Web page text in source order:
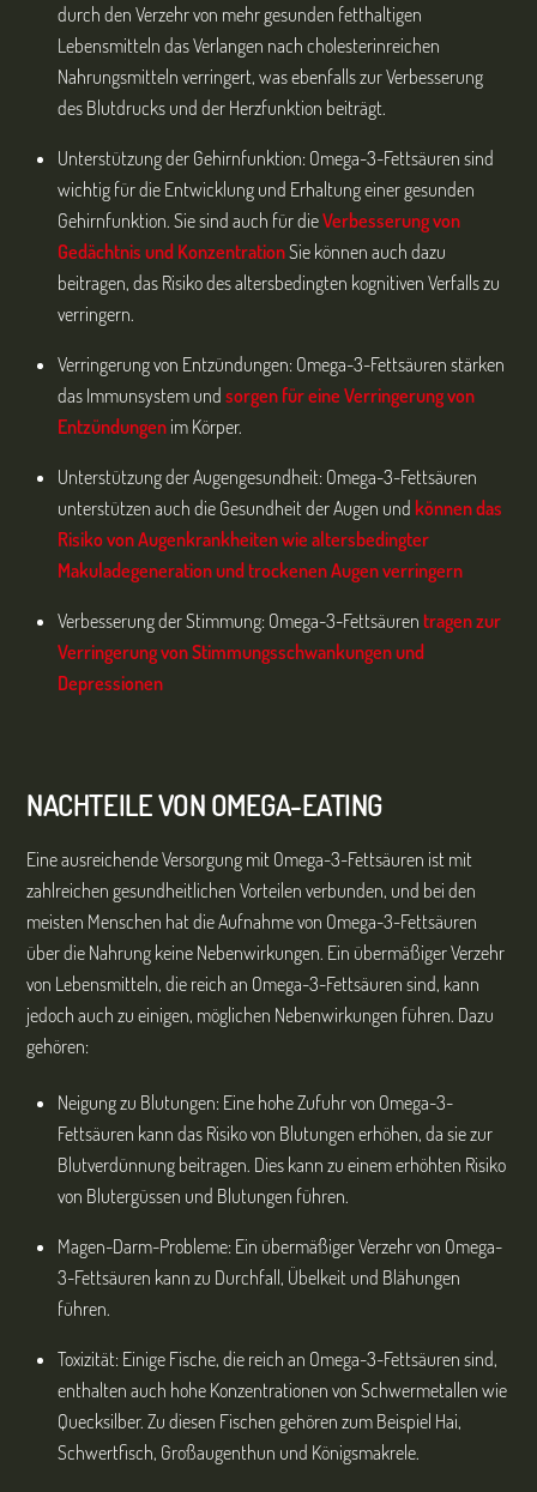
durch den Verzehr von mehr gesunden fetthaltigen
Lebensmitteln das Verlangen nach cholesterinreichen
Nahrungsmitteln verringert, was ebenfalls zur Verbesserung
des Blutdrucks und der Herzfunktion beiträgt.
Unterstützung der Gehirnfunktion: Omega-3-Fettsäuren sind
wichtig für die Entwicklung und Erhaltung einer gesunden
Gehirnfunktion. Sie sind auch für dieVerbesserung von
Gedächtnis und KonzentrationSie können auch dazu
beitragen, das Risiko des altersbedingten kognitiven Verfalls zu
verringern.
Verringerung von Entzündungen: Omega-3-Fettsäuren stärken
das Immunsystem und sorgen für eine Verringerung von
Entzündungen im Körper.
Unterstützung der Augengesundheit: Omega-3-Fettsäuren
unterstützen auch die Gesundheit der Augen und können das
Risiko von Augenkrankheiten wie altersbedingter
Makuladegeneration und trockenen Augen verringern
Verbesserung der Stimmung: Omega-3-Fettsäuren tragen zur
Verringerung von Stimmungsschwankungen und
Depressionen
NACHTEILE VON OMEGA-EATING
Eine ausreichende Versorgung mit Omega-3-Fettsäuren ist mit
zahlreichen gesundheitlichen Vorteilen verbunden, und bei den
meisten Menschen hat die Aufnahme von Omega-3-Fettsäuren
über die Nahrung keine Nebenwirkungen. Ein übermäßiger Verzehr
von Lebensmitteln, die reich an Omega-3-Fettsäuren sind, kann
jedoch auch zu einigen, möglichen Nebenwirkungen führen. Dazu
gehören:
Neigung zu Blutungen: Eine hohe Zufuhr von Omega-3-
Fettsäuren kann das Risiko von Blutungen erhöhen, da sie zur
Blutverdünnung beitragen. Dies kann zu einem erhöhten Risiko
von Blutergüssen und Blutungen führen.
Magen-Darm-Probleme: Ein übermäßiger Verzehr von Omega-
3-Fettsäuren kann zu Durchfall, Übelkeit und Blähungen
führen.
Toxizität: Einige Fische, die reich an Omega-3-Fettsäuren sind,
enthalten auch hohe Konzentrationen von Schwermetallen wie
Quecksilber. Zu diesen Fischen gehören zum Beispiel Hai,
Schwertfisch, Großaugenthun und Königsmakrele.